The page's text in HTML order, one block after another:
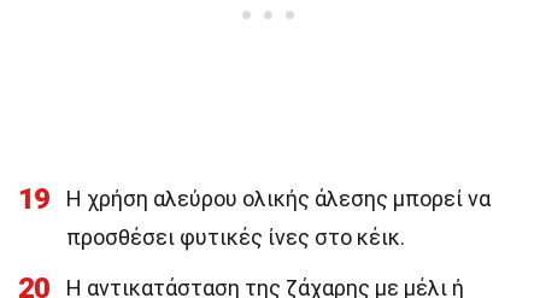
19
Η χρήση αλεύρου ολικής άλεσης μπορεί να
προσθέσει φυτικές ίνες στο κέικ.
20 Η αντικατάσταση της ζάχαρης με μέλι ή